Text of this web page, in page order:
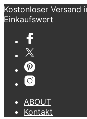
Kostonloser Versand
Einkaufswert
ABOUT
Kontakt